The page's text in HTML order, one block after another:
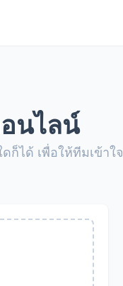
นไลน์
ก็ได้ เพื่อให้ทีมเข้าใจ